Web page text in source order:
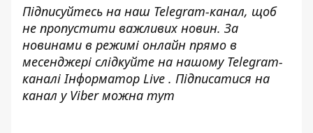
Підписуйтесь на наш Telegram-канал, щоб
не пропустити важливих новин. За
новинами в режимі онлайн прямо в
месенджері слідкуйте на нашому Telegram-
каналіІнформатор Live . Підписатися на
канал у Viber можна тут